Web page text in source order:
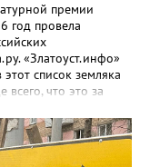
премии
год провела
«Златоуст.инфо»
список земляка
что это за
дня рождения
сайте стихи.ру,
А потом мне